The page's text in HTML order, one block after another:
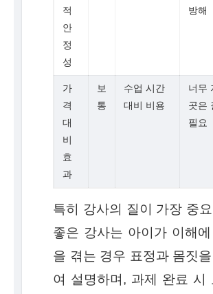
적
안
정
성
방해
가
격
대
비
효
과
보
통
수업 시간
대비 비용
너무
곳은
필요
특히 강사의 질이 가장 중
좋은 강사는 아이가 이해
을 겪는 경우 표정과 몸짓
여 설명하며, 과제 완료 시